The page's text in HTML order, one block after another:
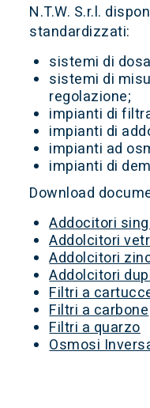
N.T.W. S.r.l.
standardizzati:
sistemi di
sistemi di
regolazione;
impianti di
impianti di
impianti ad
impianti di
Download
Addocitori
Addolcitori
Addolcitori
Addolcitori
Filtri a
Filtri a carbone
Filtri a quarzo
Osmosi